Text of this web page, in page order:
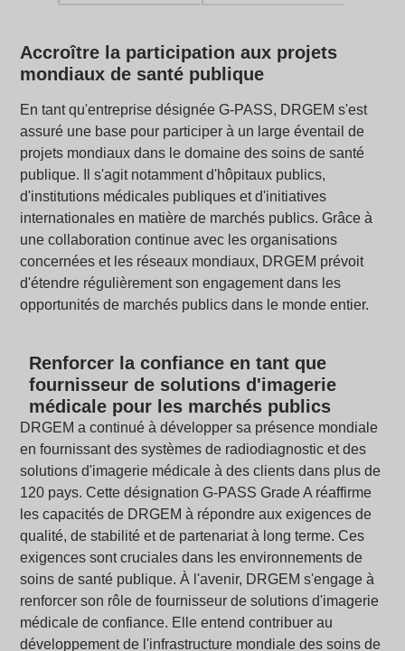
Accroître la participation aux projets
mondiaux de santé publique
En tant qu'entreprise désignée G-PASS, DRGEM s'est
assuré une base pour participer à un large éventail de
projets mondiaux dans le domaine des soins de santé
publique. Il s'agit notamment d'hôpitaux publics,
d'institutions médicales publiques et d'initiatives
internationales en matière de marchés publics. Grâce à
une collaboration continue avec les organisations
concernées et les réseaux mondiaux, DRGEM prévoit
d'étendre régulièrement son engagement dans les
opportunités de marchés publics dans le monde entier.
Renforcer la confiance en tant que
fournisseur de solutions d'imagerie
médicale pour les marchés publics
DRGEM a continué à développer sa présence mondiale
en fournissant des systèmes de radiodiagnostic et des
solutions d'imagerie médicale à des clients dans plus de
120 pays. Cette désignation G-PASS Grade A réaffirme
les capacités de DRGEM à répondre aux exigences de
qualité, de stabilité et de partenariat à long terme. Ces
exigences sont cruciales dans les environnements de
soins de santé publique. À l'avenir, DRGEM s'engage à
renforcer son rôle de fournisseur de solutions d'imagerie
médicale de confiance. Elle entend contribuer au
développement de l'infrastructure mondiale des soins de